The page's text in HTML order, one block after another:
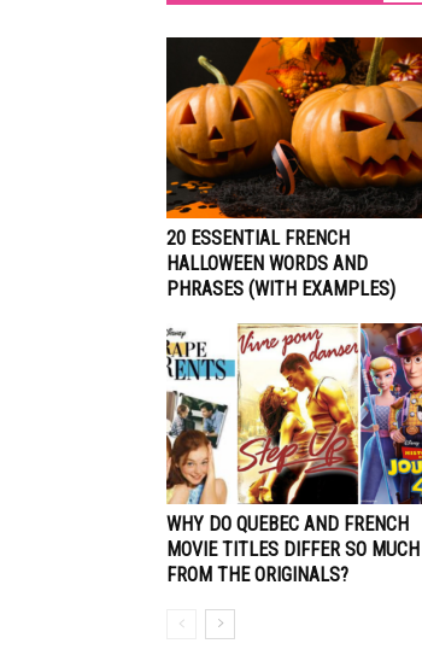
20 ESSENTIAL FRENCH
HALLOWEEN WORDS AND
PHRASES (WITH EXAMPLES)
WHY DO QUEBEC AND FRENCH
MOVIE TITLES DIFFER SO MUCH
FROM THE ORIGINALS?